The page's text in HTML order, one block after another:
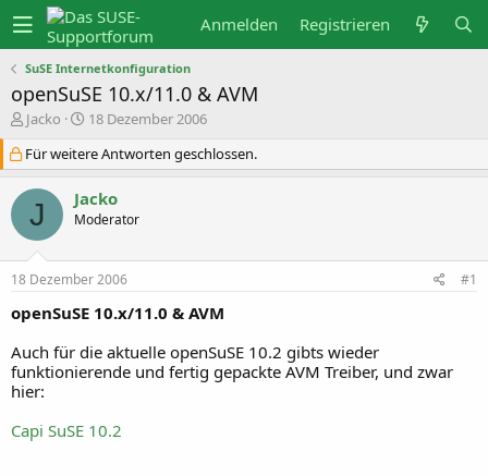
Anmelden Registrieren
SuSE Internetkonfiguration
openSuSE 10.x/11.0 & AVM
E
r
s
t
Jacko
E
s
t
l
l
m
18 Dezember 2006
Für weitere Antworten geschlossen.
J Jacko
Moderator
18 Dezember 2006 #1
openSuSE 10.x/11.0 & AVM
Auch für die aktuelle openSuSE 10.2 gibts wieder
funktionierende und fertig gepackte AVM Treiber, und zwar
hier:
Capi SuSE 10.2